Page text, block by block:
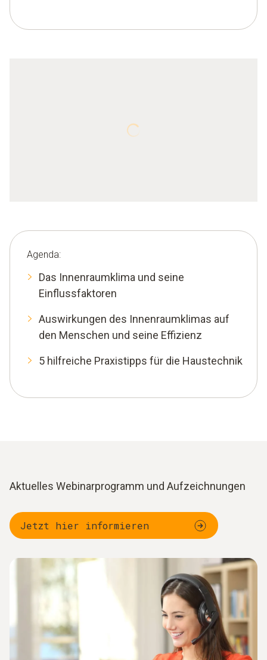
Agenda:
Das Innenraumklima und seine
Einflussfaktoren
Auswirkungen des Innenraumklimas auf
den Menschen und seine Effizienz
5 hilfreiche Praxistipps für die Haustechnik
Aktuelles Webinarprogramm und Aufzeichnungen
Jetzt hier informieren